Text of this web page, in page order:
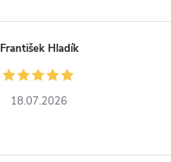
František Hladík
18.07.2026